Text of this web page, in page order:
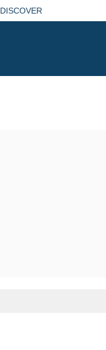
DISCOVER